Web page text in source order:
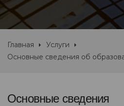
Главная
Услуги
Основные сведения об
Основные сведения